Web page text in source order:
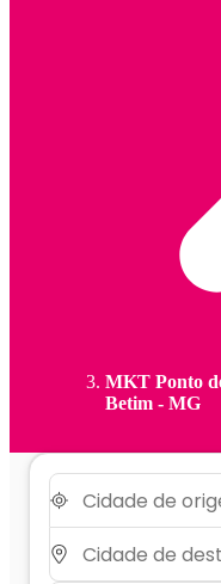
MKT Ponto
Betim - MG